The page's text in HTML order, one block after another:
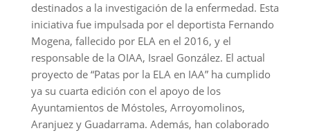
destinados a la investigación de la enfermedad. Esta
iniciativa fue impulsada por el deportista Fernando
Mogena, fallecido por ELA en el 2016, y el
responsable de la OIAA, Israel González. El actual
proyecto de “Patas por la ELA en IAA” ha cumplido
ya su cuarta edición con el apoyo de los
Ayuntamientos de Móstoles, Arroyomolinos,
Aranjuez y Guadarrama. Además, han colaborado